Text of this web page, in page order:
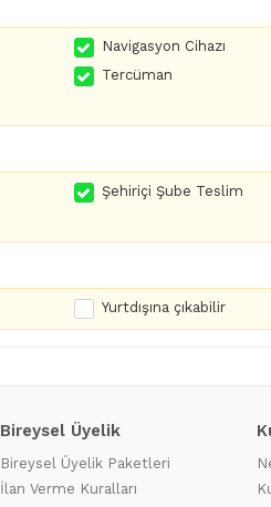
Navigasyon Cihazı
Tercüman
Şehiriçi Şube Teslim
Yurtdışına çıkabilir
Bireysel Üyelik
Bireysel Üyelik Paketleri
İlan Verme Kuralları